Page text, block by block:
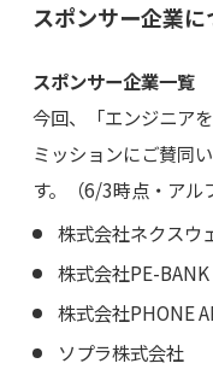
スポンサー企業に
スポンサー企業一覧
今回、「エンジニア
ミッションにご賛同
す。（6/3時点・アル
株式会社ネクスウ
株式会社PE-BANK
株式会社PHONE
ソプラ株式会社